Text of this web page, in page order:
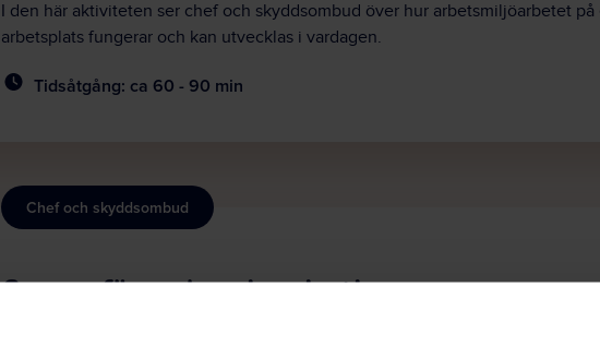
I den här aktiviteten ser chef och skyddsombud över hur arbetsmiljöarbetet på
arbetsplats fungerar och kan utvecklas i vardagen.
Tidsåtgång: ca 60 - 90 min
Chef och skyddsombud
Genomförande - inspiration